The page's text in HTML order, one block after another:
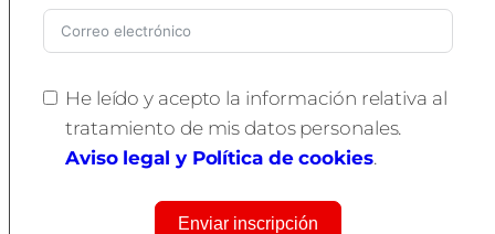
He leído y acepto la información relativa al
tratamiento de mis datos personales.
Aviso legal y Política de cookies.
Enviar inscripción